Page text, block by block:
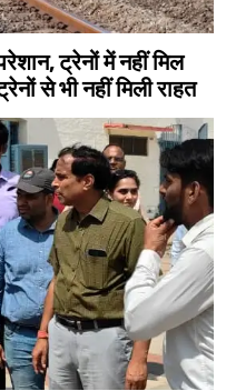
ट्रेनों में नहीं मिल
से भी नहीं मिली राहत